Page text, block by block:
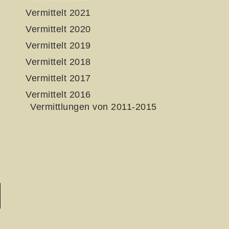
Vermittelt 2021
Vermittelt 2020
Vermittelt 2019
Vermittelt 2018
Vermittelt 2017
Vermittelt 2016
Vermittlungen von 2011-2015